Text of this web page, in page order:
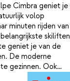
Cimbra geniet je
volop
minuten rijden van
skiliften
geniet je van de
De moderne
gezinnen. Ook